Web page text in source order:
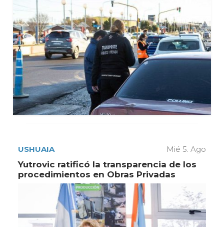
USHUAIA Mié 5. Ago
Yutrovic ratificó la transparencia de los
procedimientos en Obras Privadas